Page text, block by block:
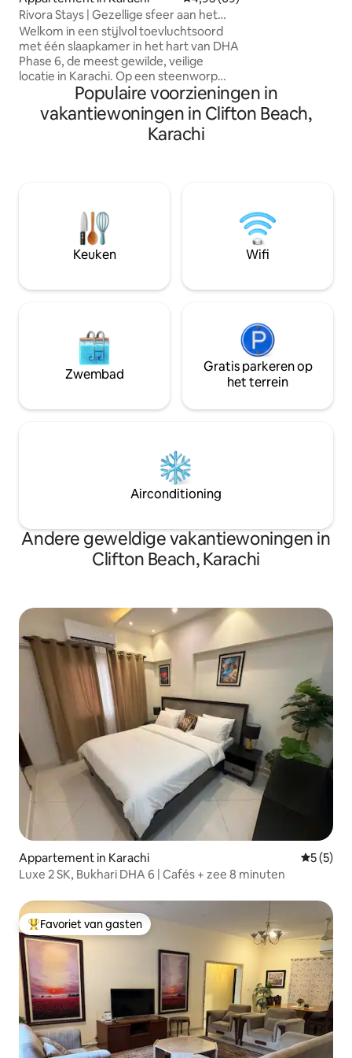
Rivora Stays | Gezellige sfeer aan het
strand • Zelf inchecken
Welkom in een stijlvol toevluchtsoord
met één slaapkamer in het hart van DHA
Phase 6, de meest gewilde, veilige
locatie in Karachi. Op een steenworp
afstand van Clifton Beach 🏝️ en omringd
door Bukhari, Shahbaz en Nishat
Commercial: je bent nooit ver van
geweldige cafés ☕, restaurants 🍽️ en
– ontworpen voor gasten die geen
concessies willen doen aan comfort.
Ideaal voor zakenreizigers, gezinnen,
een privé-thuis-weg-van-huis in Karachi.
South City
gerenoveerd en
meubels zijn
Populaire voorzieningen in
vakantiewoningen in Clifton Beach,
Karachi
Keuken Wifi
Zwembad
Gratis parkeren op
het terrein
Airconditioning
Andere geweldige vakantiewoningen in
Clifton Beach, Karachi
Appartement in Karachi
5 (5)
Luxe 2 SK, Bukhari DHA 6 | Cafés + zee 8 minuten
Topfavoriet van gasten
Favoriet van gasten